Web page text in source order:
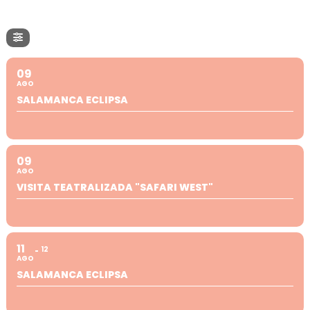
09
AGO
SALAMANCA ECLIPSA
09
AGO
VISITA TEATRALIZADA "SAFARI WEST"
11
AGO
12
SALAMANCA ECLIPSA